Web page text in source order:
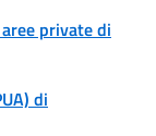
private di
di